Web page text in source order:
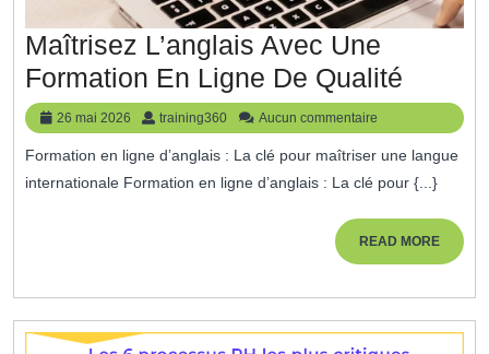
Maîtrisez L’anglais Avec Une
Formation En Ligne De Qualité
Avec
Une
En
Ligne
De
Qualité
26 mai 2026
26
mai
2026
training360 training360
Aucun commentaire
Formation en ligne d’anglais : La clé pour maîtriser une langue
internationale Formation en ligne d’anglais : La clé pour {...}
READ MOREREAD
MORE